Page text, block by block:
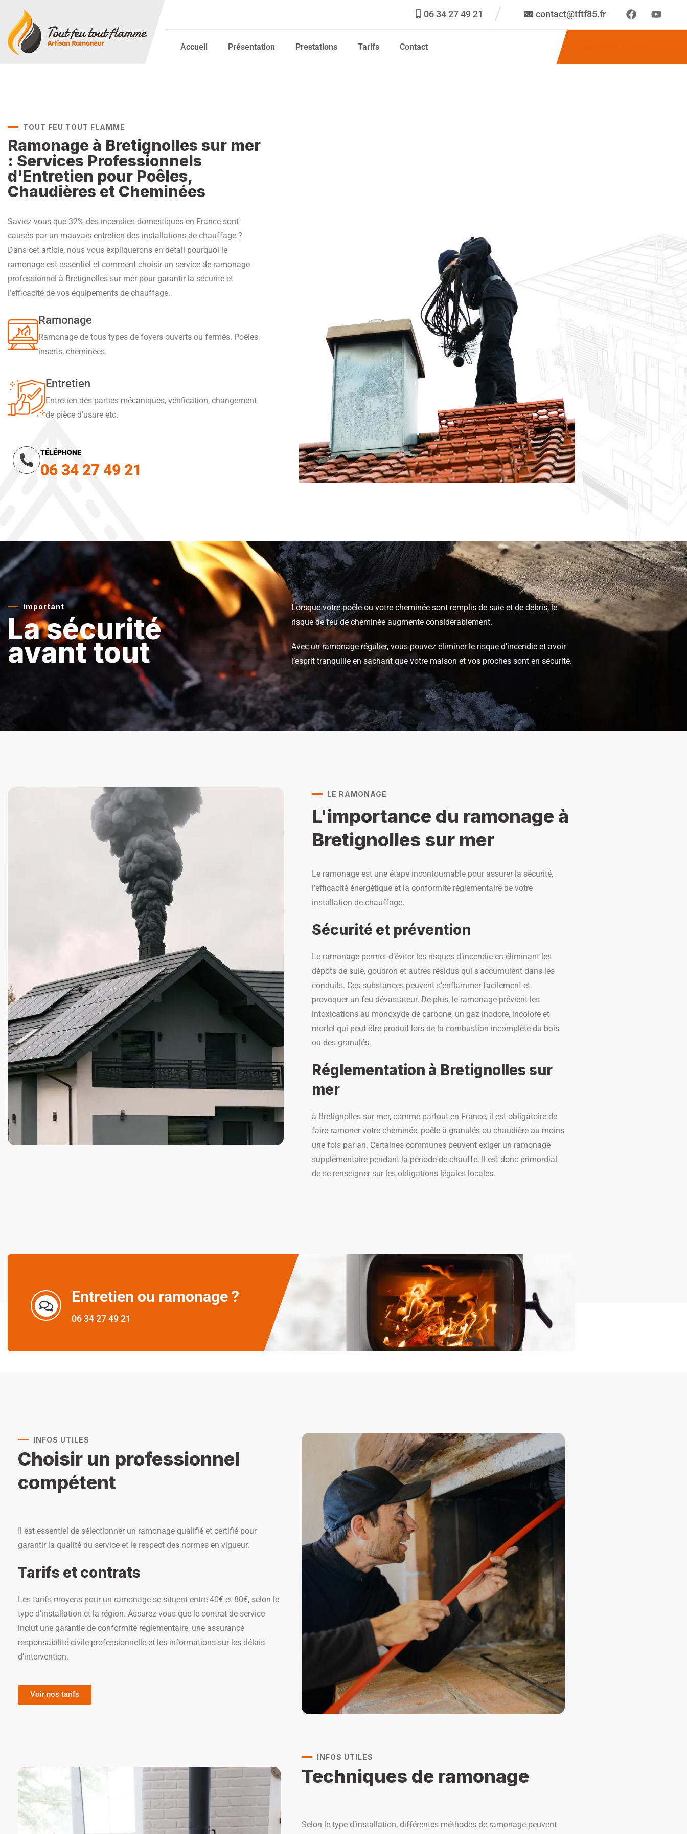
06 34 27 49 21 contact@tftf85.fr
Accueil Présentation Prestations Tarifs Contact
TOUT FEU TOUT FLAMME
Ramonage à Bretignolles sur mer
: Services Professionnels
d'Entretien pour Poêles,
Chaudières et Cheminées
Saviez-vous que 32% des incendies domestiques en France sont
causés par un mauvais entretien des installations de chauffage ?
Dans cet article, nous vous expliquerons en détail pourquoi le
ramonage est essentiel et comment choisir un service de ramonage
professionnel à Bretignolles sur mer pour garantir la sécurité et
l’efficacité de vos équipements de chauffage.
Ramonage
Ramonage de tous types de foyers ouverts ou fermés. Poêles,
inserts, cheminées.
Entretien
Entretien des parties mécaniques, vérification, changement
de pièce d'usure etc.
TÉLÉPHONE
06 34 27 49 21
Important
La sécurité
avant tout
Lorsque votre poêle ou votre cheminée sont remplis de suie et de débris, le
risque de feu de cheminée augmente considérablement.
Avec un ramonage régulier, vous pouvez éliminer le risque d’incendie et avoir
l’esprit tranquille en sachant que votre maison et vos proches sont en sécurité.
LE RAMONAGE
L'importance du ramonage à
Bretignolles sur mer
Le ramonage est une étape incontournable pour assurer la sécurité,
l’efficacité énergétique et la conformité réglementaire de votre
installation de chauffage.
Sécurité et prévention
Le ramonage permet d’éviter les risques d’incendie en éliminant les
dépôts de suie, goudron et autres résidus qui s’accumulent dans les
conduits. Ces substances peuvent s’enflammer facilement et
provoquer un feu dévastateur. De plus, le ramonage prévient les
intoxications au monoxyde de carbone, un gaz inodore, incolore et
mortel qui peut être produit lors de la combustion incomplète du bois
ou des granulés.
Réglementation à Bretignolles sur
mer
à Bretignolles sur mer, comme partout en France, il est obligatoire de
faire ramoner votre cheminée, poêle à granulés ou chaudière au moins
une fois par an. Certaines communes peuvent exiger un ramonage
supplémentaire pendant la période de chauffe. Il est donc primordial
de se renseigner sur les obligations légales locales.
Entretien ou ramonage ?
06 34 27 49 21
INFOS UTILES
Choisir un professionnel
compétent
Il est essentiel de sélectionner un ramonage qualifié et certifié pour
garantir la qualité du service et le respect des normes en vigueur.
Tarifs et contrats
Les tarifs moyens pour un ramonage se situent entre 40€ et 80€, selon le
type d’installation et la région. Assurez-vous que le contrat de service
inclut une garantie de conformité réglementaire, une assurance
responsabilité civile professionnelle et les informations sur les délais
d’intervention.
Voir nos tarifs
INFOS UTILES
Techniques de ramonage
Selon le type d’installation, différentes méthodes de ramonage peuvent